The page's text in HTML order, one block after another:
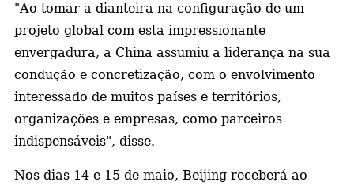
"Ao tomar a dianteira na configuração de um
projeto global com esta impressionante
envergadura, a China assumiu a liderança na sua
condução e concretização, com o envolvimento
interessado de muitos países e territórios,
organizações e empresas, como parceiros
indispensáveis", disse.
Nos dias 14 e 15 de maio, Beijing receberá ao